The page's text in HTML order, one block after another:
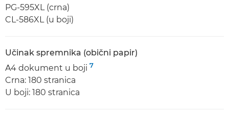
PG-595XL (crna)
CL-586XL (u boji)
Učinak spremnika (obični papir)
A4 dokument u boji 7
Crna: 180 stranica
U boji: 180 stranica